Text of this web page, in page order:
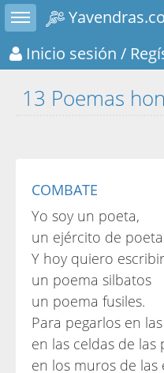
Toggle sidebar
Inicio sesión /
13 Poemas
COMBATE
Yo soy un poeta,
un ejército de
Y hoy quiero
un poema silbatos
un poema fusiles.
Para pegarlos en
en las celdas de las
en los muros de las